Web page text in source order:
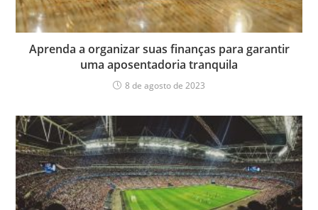
Aprenda a organizar suas finanças para garantir
uma aposentadoria tranquila
8 de agosto de 2023